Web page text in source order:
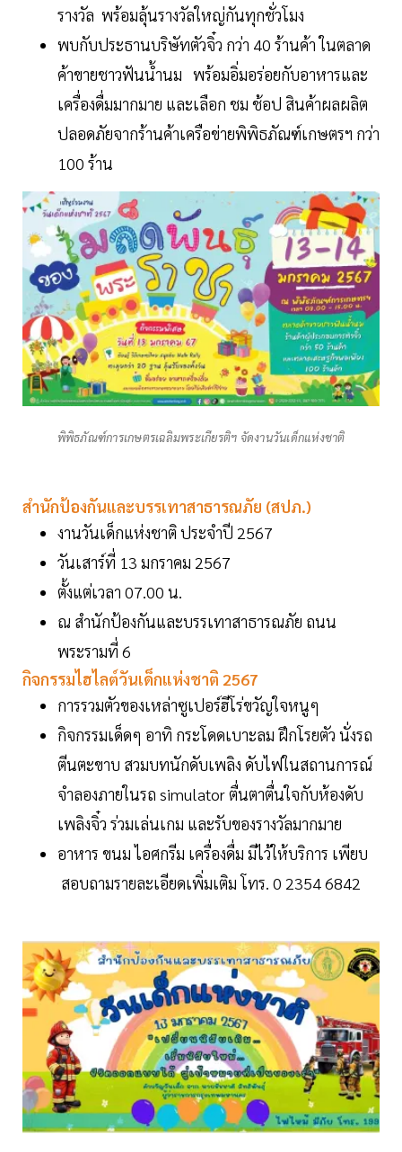
รางวัล พร้อมลุ้นรางวัลใหญ่กันทุกชั่วโมง
พบกับประธานบริษัทตัวจิ๋ว กว่า 40 ร้านค้า ในตลาด
ค้าขายชาวฟันน้ำนม พร้อมอิ่มอร่อยกับอาหารและ
เครื่องดื่มมากมาย และเลือก ชม ช้อป สินค้าผลผลิต
ปลอดภัยจากร้านค้าเครือข่ายพิพิธภัณฑ์เกษตรฯ กว่า
100 ร้าน
พิพิธภัณฑ์การเกษตรเฉลิมพระเกียรติฯ จัดงานวันเด็กแห่งชาติ
สำนักป้องกันและบรรเทาสาธารณภัย (สปภ.)
งานวันเด็กแห่งชาติ ประจำปี 2567
วันเสาร์ที่ 13 มกราคม 2567
ตั้งแต่เวลา 07.00 น.
ณ สำนักป้องกันและบรรเทาสาธารณภัย ถนน
พระรามที่ 6
กิจกรรมไฮไลต์วันเด็กแห่งชาติ 2567
การรวมตัวของเหล่าซูเปอร์ฮีโร่ขวัญใจหนูๆ
กิจกรรมเด็ดๆ อาทิ กระโดดเบาะลม ฝึกโรยตัว นั่งรถ
ตีนตะขาบ สวมบทนักดับเพลิง ดับไฟในสถานการณ์
จำลองภายในรถ simulator ตื่นตาตื่นใจกับห้องดับ
เพลิงจิ๋ว ร่วมเล่นเกม และรับของรางวัลมากมาย
อาหาร ขนม ไอศกรีม เครื่องดื่ม มีไว้ให้บริการ เพียบ
สอบถามรายละเอียดเพิ่มเติม โทร. 0 2354 6842